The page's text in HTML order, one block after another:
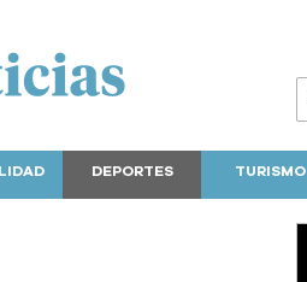
DEPORTES TURISMO